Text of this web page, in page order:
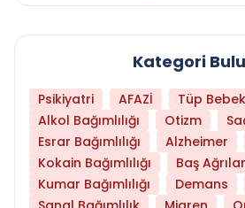
Kategori
Psikiyatri AFAZİ
Tüp Bebek
Alkol Bağımlılığı
Otizm
Esrar Bağımlılığı
Alzheimer
Kokain Bağımlılığı
Baş
Kumar Bağımlılığı
Demans